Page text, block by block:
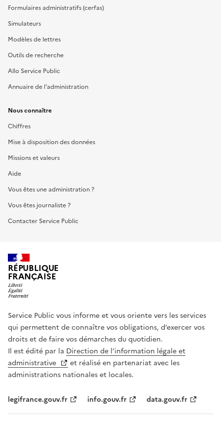
Formulaires administratifs (cerfas)
Simulateurs
Modèles de lettres
Outils de recherche
Allo Service Public
Annuaire de l'administration
Nous connaître
Chiffres
Mise à disposition des données
Missions et valeurs
Aide
Vous êtes une administration ?
Vous êtes journaliste ?
Contacter Service Public
RÉPUBLIQUE
FRANÇAISE
Service Public vous informe et vous oriente vers les services
qui permettent de connaître vos obligations, d’exercer vos
droits et de faire vos démarches du quotidien.
Il est édité par la Direction de l’information légale et
administrative
et réalisé en partenariat avec les
administrations nationales et locales.
legifrance.gouv.fr info.gouv.fr data.gouv.fr